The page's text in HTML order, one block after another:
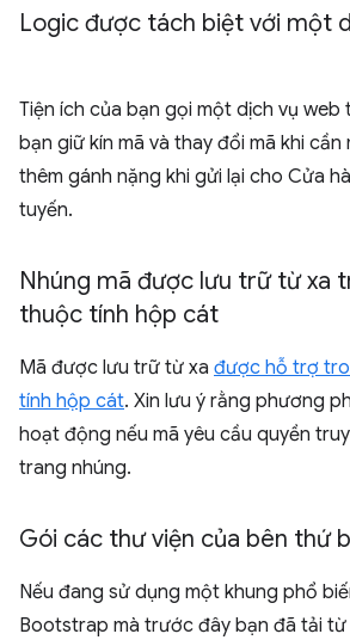
Logic được tách biệt với một
Tiện ích của bạn gọi một dịch vụ web
bạn giữ kín mã và thay đổi mã khi cần
thêm gánh nặng khi gửi lại cho Cửa
tuyến.
Nhúng mã được lưu trữ từ xa
thuộc tính hộp cát
Mã được lưu trữ từ xa được hỗ trợ
tính hộp cát. Xin lưu ý rằng phương
hoạt động nếu mã yêu cầu quyền
trang nhúng.
Gói các thư viện của bên thứ
Nếu đang sử dụng một khung phổ
Bootstrap mà trước đây bạn đã tải từ